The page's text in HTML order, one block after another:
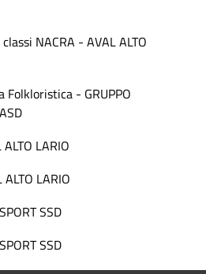
NACRA - AVAL ALTO
Folkloristica - GRUPPO
LARIO
LARIO
SSD
SSD